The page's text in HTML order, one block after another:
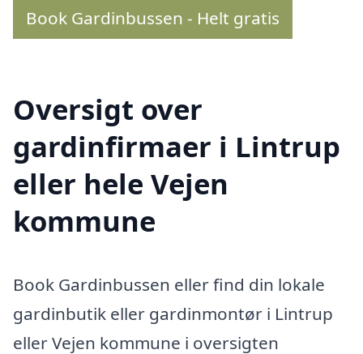
Book Gardinbussen - Helt gratis
Oversigt over
gardinfirmaer i Lintrup
eller hele Vejen
kommune
Book Gardinbussen eller find din lokale
gardinbutik eller gardinmontør i Lintrup
eller Vejen kommune i oversigten